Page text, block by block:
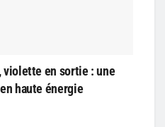
violette en sortie : une
haute énergie